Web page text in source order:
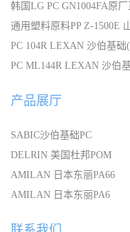
韩国LG PC GN1004FA原
通用塑料原料PP Z-1500E
PC 104R LEXAN 沙伯基
PC ML144R LEXAN 沙伯
产品展厅
SABIC沙伯基础PC
DELRIN 美国杜邦POM
AMILAN 日本东丽PA66
AMILAN 日本东丽PA6